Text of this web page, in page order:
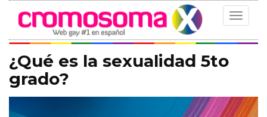
Toggle
¿Qué es la sexualidad 5to
grado?